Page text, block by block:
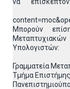
https://
Μπορούν
Υπολογιστών:
Γραμματεία
Τμήμα